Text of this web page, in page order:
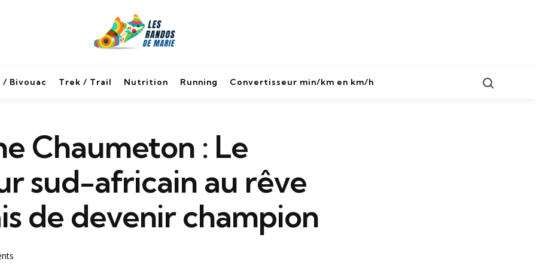
/ Bivouac Trek / Trail Nutrition Running Convertisseur min/km en km/h
Chaumeton : Le
sud-africain au rêve
de devenir champion